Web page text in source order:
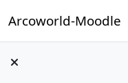
Arcoworld-Moodle